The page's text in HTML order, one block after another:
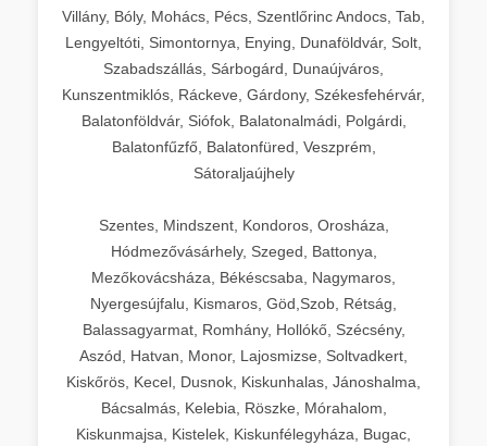
Villány, Bóly, Mohács, Pécs, Szentlőrinc Andocs, Tab,
Lengyeltóti, Simontornya, Enying, Dunaföldvár, Solt,
Szabadszállás, Sárbogárd, Dunaújváros,
Kunszentmiklós, Ráckeve, Gárdony, Székesfehérvár,
Balatonföldvár, Siófok, Balatonalmádi, Polgárdi,
Balatonfűzfő, Balatonfüred, Veszprém,
Sátoraljaújhely
Szentes, Mindszent, Kondoros, Orosháza,
Hódmezővásárhely, Szeged, Battonya,
Mezőkovácsháza, Békéscsaba, Nagymaros,
Nyergesújfalu, Kismaros, Göd,Szob, Rétság,
Balassagyarmat, Romhány, Hollókő, Szécsény,
Aszód, Hatvan, Monor, Lajosmizse, Soltvadkert,
Kiskőrös, Kecel, Dusnok, Kiskunhalas, Jánoshalma,
Bácsalmás, Kelebia, Röszke, Mórahalom,
Kiskunmajsa, Kistelek, Kiskunfélegyháza, Bugac,